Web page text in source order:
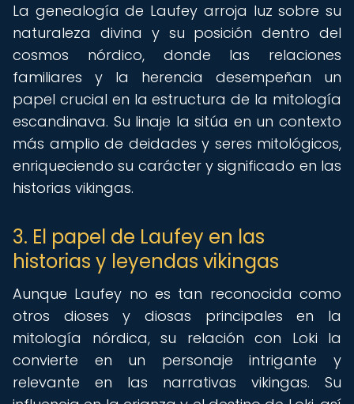
La genealogía de Laufey arroja luz sobre su
naturaleza divina y su posición dentro del
cosmos nórdico, donde las relaciones
familiares y la herencia desempeñan un
papel crucial en la estructura de la mitología
escandinava. Su linaje la sitúa en un contexto
más amplio de deidades y seres mitológicos,
enriqueciendo su carácter y significado en las
historias vikingas.
3. El papel de Laufey en las
historias y leyendas vikingas
Aunque Laufey no es tan reconocida como
otros dioses y diosas principales en la
mitología nórdica, su relación con Loki la
convierte en un personaje intrigante y
relevante en las narrativas vikingas. Su